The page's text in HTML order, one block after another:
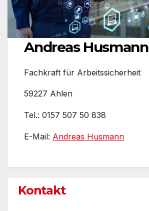
Andreas Husmann
Fachkraft für Arbeitssicherheit
59227 Ahlen
Tel.: 0157 507 50 838
E-Mail: Andreas Husmann
Kontakt